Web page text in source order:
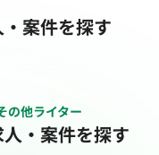
案件を探す
の他ライター
・案件を探す